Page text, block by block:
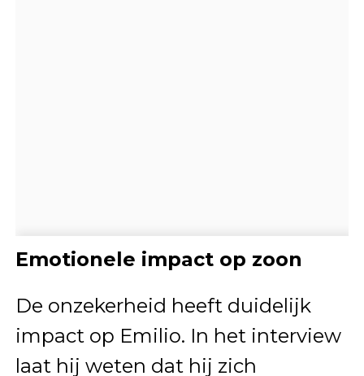
Emotionele impact op zoon
De onzekerheid heeft duidelijk
impact op Emilio. In het interview
laat hij weten dat hij zich